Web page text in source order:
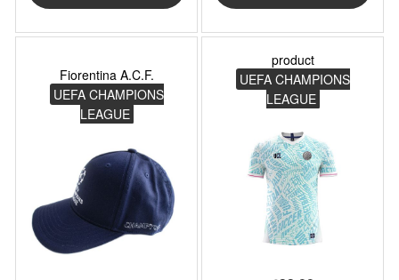
Fiorentina A.C.F.
UEFA CHAMPIONS
LEAGUE
product
UEFA CHAMPIONS
LEAGUE